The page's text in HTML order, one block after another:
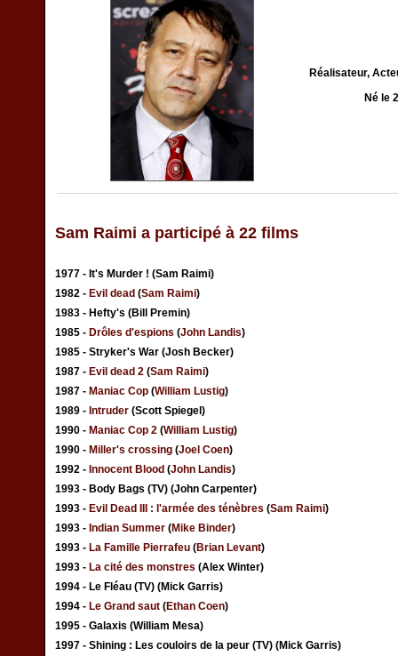
Réalisateur,
Né le
Sam Raimi a participé à 22 films
1977 - It's Murder ! (Sam Raimi)
1982 - Evil dead (Sam Raimi)
1983 - Hefty's (Bill Premin)
1985 - Drôles d'espions (John Landis)
1985 - Stryker's War (Josh Becker)
1987 - Evil dead 2 (Sam Raimi)
1987 - Maniac Cop (William Lustig)
1989 - Intruder (Scott Spiegel)
1990 - Maniac Cop 2 (William Lustig)
1990 - Miller's crossing (Joel Coen)
1992 - Innocent Blood (John Landis)
1993 - Body Bags (TV) (John Carpenter)
1993 - Evil Dead III : l'armée des ténèbres (Sam Raimi)
1993 - Indian Summer (Mike Binder)
1993 - La Famille Pierrafeu (Brian Levant)
1993 - La cité des monstres (Alex Winter)
1994 - Le Fléau (TV) (Mick Garris)
1994 - Le Grand saut (Ethan Coen)
1995 - Galaxis (William Mesa)
1997 - Shining : Les couloirs de la peur (TV) (Mick Garris)